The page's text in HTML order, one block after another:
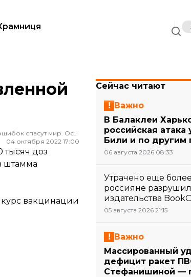
Редактор ленты новостей hromadske. Считаю, что уважение к каждому, критическое мышление и признание ошибок спасут мир. Особенно люблю новости о науке и космос
04 октября 2022 17:00
тысяч доз
штамма
курс вакцинации
Сейчас читают
Важно
В Балаклеи
российская атака
Били и по другим
06 августа 2026 08:33
Утрачено еще
россияне
издательства
05 августа 2026 21:15
Важно
Массированный
дефицит ракет
Стефанишиной —